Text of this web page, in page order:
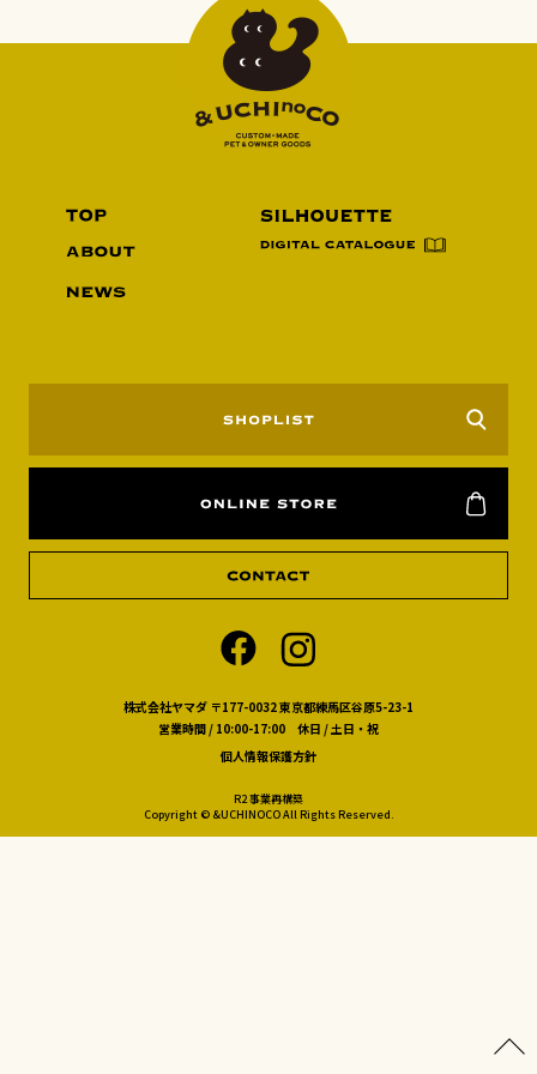
株式会社ヤマダ 〒177-0032 東京都練馬区谷原5-23-1
営業時間 / 10:00-17:00 休日 / 土日・祝
個人情報保護方針
R2 事業再構築
Copyright © &UCHINOCO All Rights Reserved.